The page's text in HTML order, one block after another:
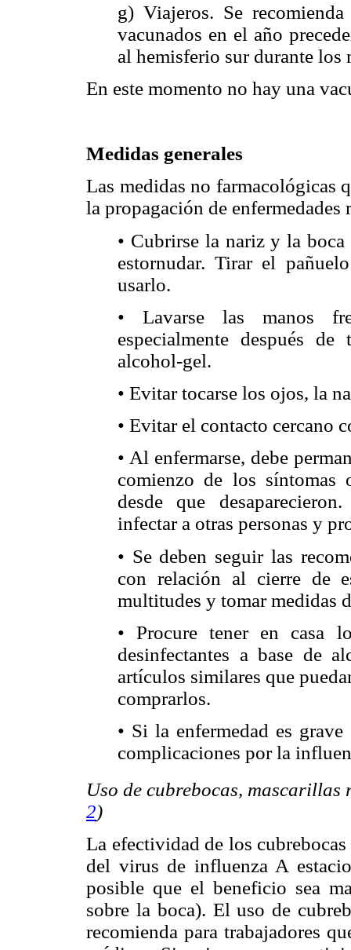
g) Viajeros. Se
vacunados en el año
al hemisferio sur durante los
En este momento no hay una
Medidas generales
Las medidas no farmacológicas
la propagación de
• Cubrirse la nariz y la
estornudar. Tirar el
usarlo.
• Lavarse las manos
especialmente después
alcohol-gel.
• Evitar tocarse los ojos, la
• Evitar el contacto cercano
• Al enfermarse, debe
comienzo de los síntomas
desde que
infectar a otras personas y
• Se deben seguir las
con relación al cierre de
multitudes y tomar medidas
• Procure tener en casa
desinfectantes a base de
artículos similares que
comprarlos.
• Si la enfermedad es
complicaciones por la
Uso de cubrebocas,
2)
La efectividad de los
del virus de influenza A
posible que el beneficio sea
sobre la boca). El uso de
recomienda para trabajadores